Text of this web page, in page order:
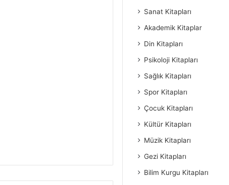
Sanat Kitapları
Akademik Kitaplar
Din Kitapları
Psikoloji Kitapları
Sağlık Kitapları
Spor Kitapları
Çocuk Kitapları
Kültür Kitapları
Müzik Kitapları
Gezi Kitapları
Bilim Kurgu Kitapları